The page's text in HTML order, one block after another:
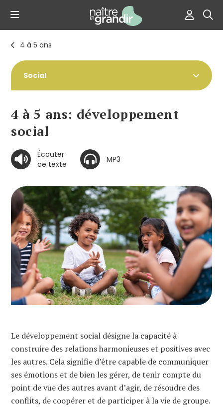
4 à 5 ans
Social
4 à 5 ans: développement
social
Écouter
ce texte
MP3
Le développement social désigne la capacité à
construire des relations harmonieuses et positives avec
les autres. Cela signifie d’être capable de communiquer
ses émotions et de bien les gérer, de tenir compte du
point de vue des autres avant d’agir, de résoudre des
conflits, de coopérer et de participer à la vie de groupe.